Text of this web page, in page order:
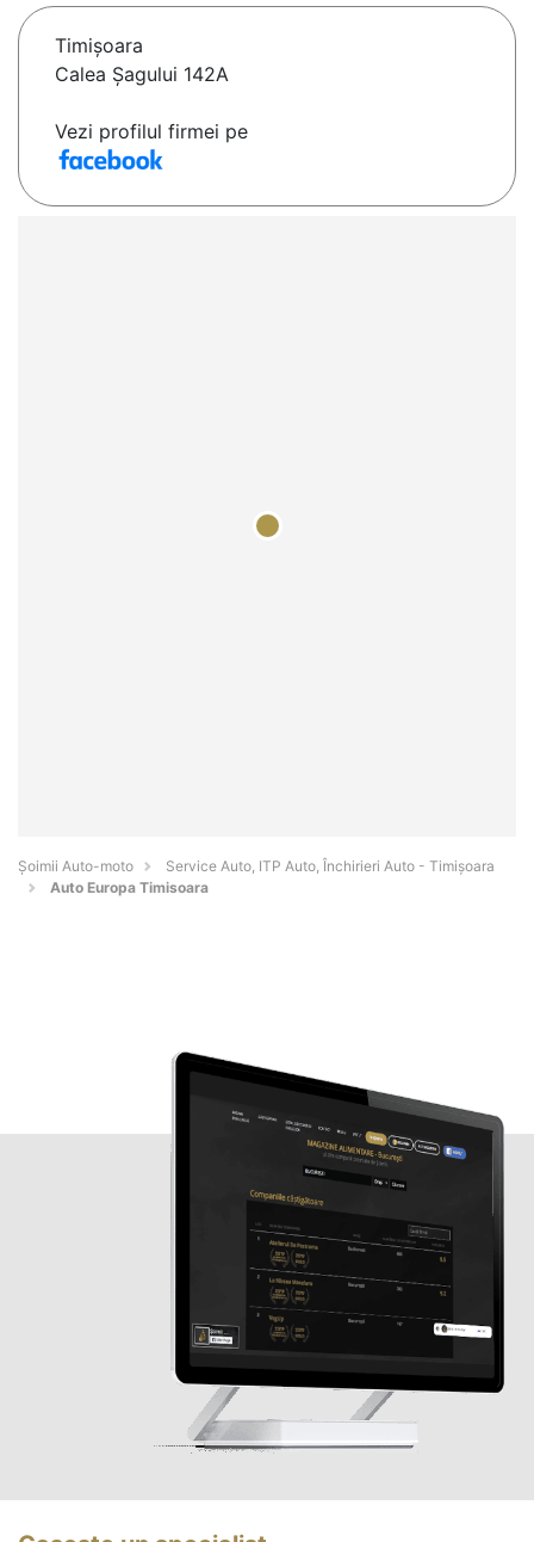
Timişoara
Calea Șagului 142A
Vezi profilul firmei pe
Șoimii Auto-moto
Service Auto, ITP Auto, Închirieri Auto - Timişoara
Auto Europa Timisoara